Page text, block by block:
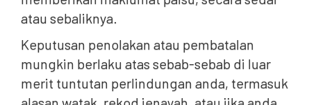
atau sebaliknya.
Keputusan penolakan atau pembatalan
mungkin berlaku atas sebab-sebab di luar
merit tuntutan perlindungan anda, termasuk